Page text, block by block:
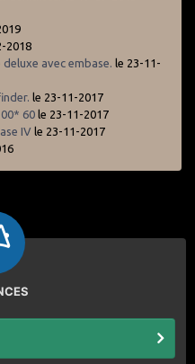
2018
avec embase. le 23-11-
le 23-11-2017
60 le 23-11-2017
IV le 23-11-2017